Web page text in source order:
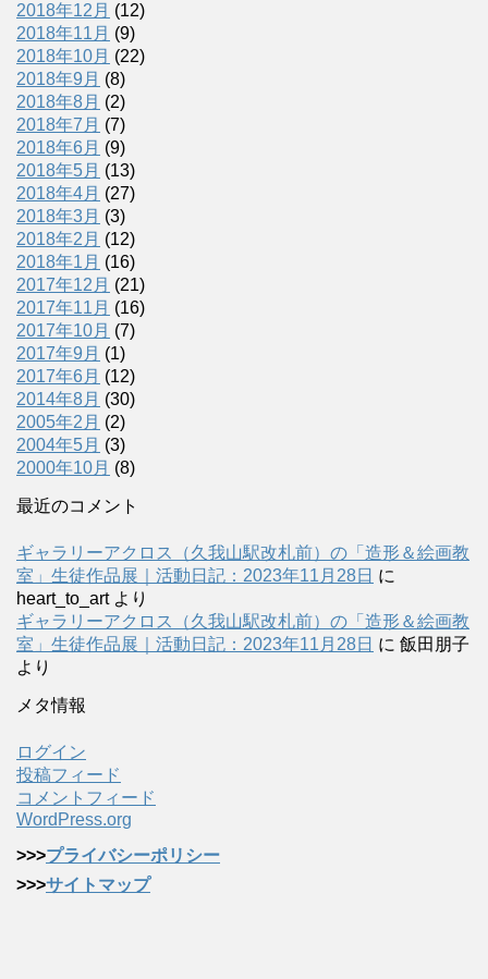
2018年12月 (12)
2018年11月 (9)
2018年10月 (22)
2018年9月 (8)
2018年8月 (2)
2018年7月 (7)
2018年6月 (9)
2018年5月 (13)
2018年4月 (27)
2018年3月 (3)
2018年2月 (12)
2018年1月 (16)
2017年12月 (21)
2017年11月 (16)
2017年10月 (7)
2017年9月 (1)
2017年6月 (12)
2014年8月 (30)
2005年2月 (2)
2004年5月 (3)
2000年10月 (8)
最近のコメント
ギャラリーアクロス（久我山駅改札前）の「造形＆絵画教
室」生徒作品展｜活動日記：2023年11月28日 に
heart_to_artより
ギャラリーアクロス（久我山駅改札前）の「造形＆絵画教
室」生徒作品展｜活動日記：2023年11月28日 に 飯田朋子
より
メタ情報
ログイン
投稿フィード
コメントフィード
WordPress.org
>>>プライバシーポリシー
>>>サイトマップ